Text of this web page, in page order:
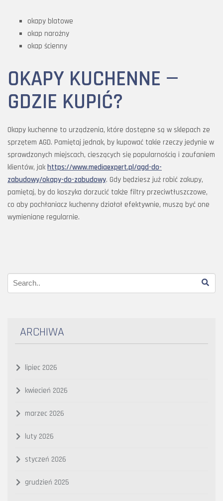
okapy blatowe
okap narożny
okap ścienny
OKAPY KUCHENNE —
GDZIE KUPIĆ?
Okapy kuchenne to urządzenia, które dostępne są w sklepach ze
sprzętem AGD. Pamiętaj jednak, by kupować takie rzeczy jedynie w
sprawdzonych miejscach, cieszących się popularnością i zaufaniem
klientów, jak https://www.mediaexpert.pl/agd-do-
zabudowy/okapy-do-zabudowy. Gdy będziesz już robić zakupy,
pamiętaj, by do koszyka dorzucić także filtry przeciwtłuszczowe,
co aby pochłaniacz kuchenny działał efektywnie, muszą być one
wymieniane regularnie.
ARCHIWA
lipiec 2026
kwiecień 2026
marzec 2026
luty 2026
styczeń 2026
grudzień 2025